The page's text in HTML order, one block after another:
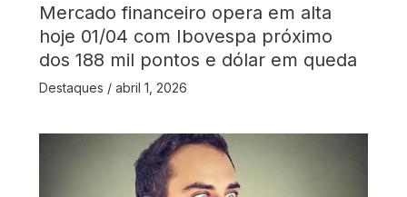
Mercado financeiro opera em alta
hoje 01/04 com Ibovespa próximo
dos 188 mil pontos e dólar em queda
Destaques / abril 1, 2026